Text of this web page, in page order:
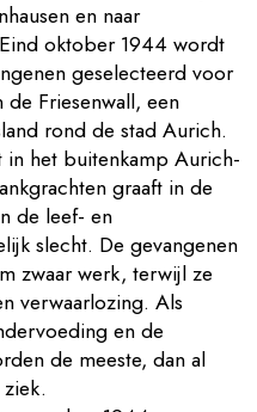
en naar
oktober 1944 wordt
geselecteerd voor
Friesenwall, een
rond de stad Aurich.
het buitenkamp Aurich-
graaft in de
de leef- en
slecht. De gevangenen
zwaar werk, terwijl ze
verwaarlozing. Als
en de
de meeste, dan al